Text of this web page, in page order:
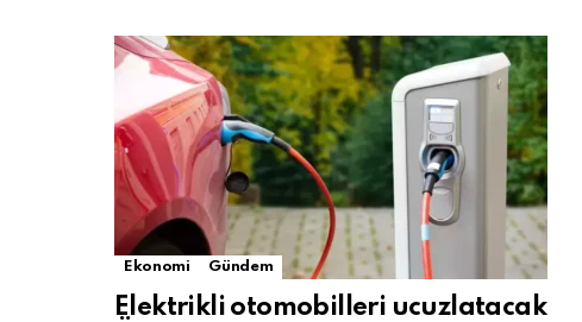
Ekonomi Gündem
Elektrikli otomobilleri ucuzlatacak